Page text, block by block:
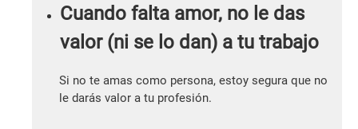
Cuando falta amor, no le das
valor (ni se lo dan) a tu trabajo
Si no te amas como persona, estoy segura que no
le darás valor a tu profesión.